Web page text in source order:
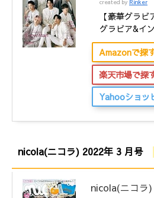
created by Rinker
【豪華グラ
グラビア&イ
Amazonで探
楽天市場で探
Yahooショッ
nicola(ニコラ) 2022年 3 月号
nicola(ニコラ